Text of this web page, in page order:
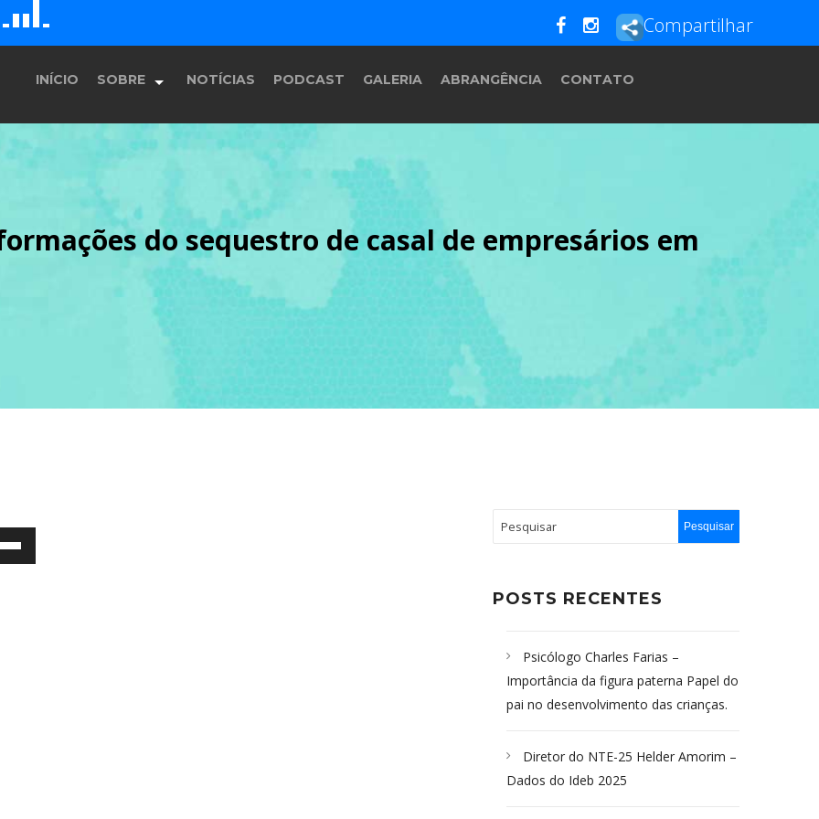
DE F H Compartilhar
INÍCIO SOBRE
História
Equipe
Programação
NOTÍCIAS PODCAST GALERIA ABRANGÊNCIA CONTATO
do sequestro de casal de empresários em
POSTS RECENTES
Psicólogo Charles Farias –
Importância da figura paterna Papel do
pai no desenvolvimento das crianças.
Diretor do NTE-25 Helder Amorim –
Dados do Ideb 2025